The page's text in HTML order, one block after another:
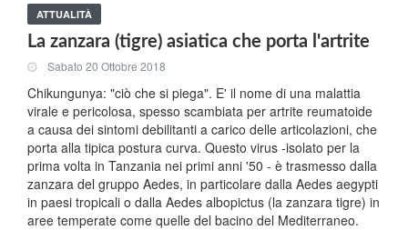
ATTUALITÀ
La zanzara (tigre) asiatica che porta l'artrite
Sabato 20 Ottobre 2018
Chikungunya: "ciò che si piega". E' il nome di una malattia
virale e pericolosa, spesso scambiata per artrite reumatoide
a causa dei sintomi debilitanti a carico delle articolazioni, che
porta alla tipica postura curva. Questo virus -isolato per la
prima volta in Tanzania nei primi anni '50 - è trasmesso dalla
zanzara del gruppo Aedes, in particolare dalla Aedes aegypti
in paesi tropicali o dalla Aedes albopictus (la zanzara tigre) in
aree temperate come quelle del bacino del Mediterraneo.